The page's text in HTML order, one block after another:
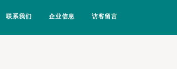
联系我们 企业信息 访客留言